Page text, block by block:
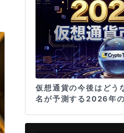
仮想通貨の今後はどう
名が予測する2026年